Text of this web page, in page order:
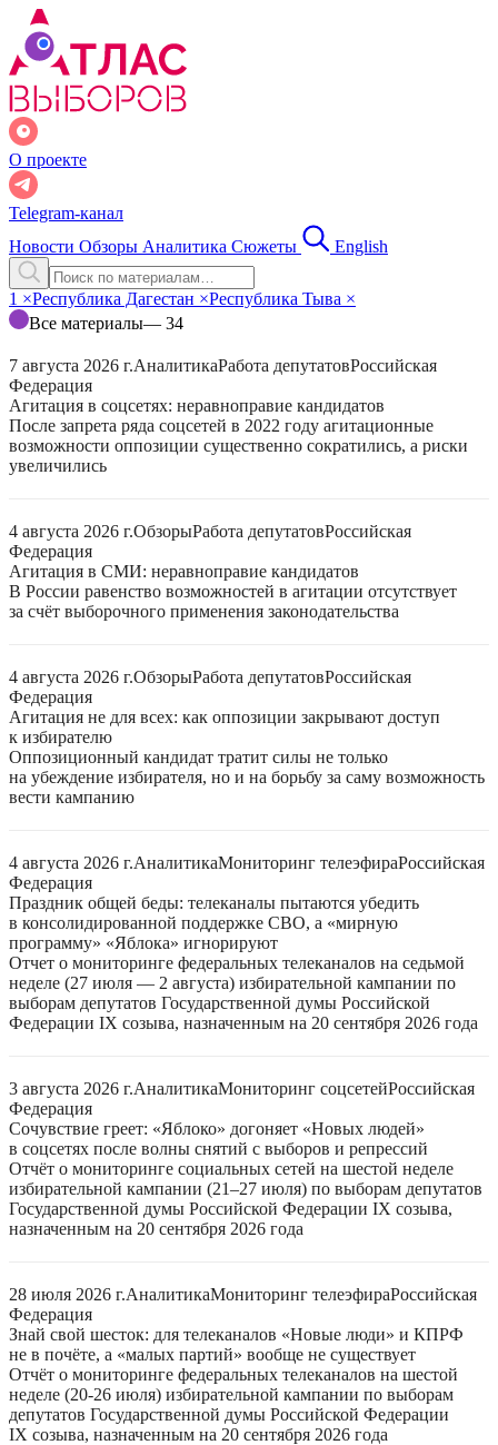
О проекте
Telegram-канал
Новости Обзоры Аналитика Сюжеты English
1 ×Республика Дагестан ×Республика Тыва ×
Все материалы— 34
7 августа 2026 г.АналитикаРабота депутатовРоссийская
Федерация
Агитация в соцсетях: неравноправие кандидатов
После запрета ряда соцсетей в 2022 году агитационные
возможности оппозиции существенно сократились, а риски
увеличились
4 августа 2026 г.ОбзорыРабота депутатовРоссийская
Федерация
Агитация в СМИ: неравноправие кандидатов
В России равенство возможностей в агитации отсутствует
за счёт выборочного применения законодательства
4 августа 2026 г.ОбзорыРабота депутатовРоссийская
Федерация
Агитация не для всех: как оппозиции закрывают доступ
к избирателю
Оппозиционный кандидат тратит силы не только
на убеждение избирателя, но и на борьбу за саму возможность
вести кампанию
4 августа 2026 г.АналитикаМониторинг телеэфираРоссийская
Федерация
Праздник общей беды: телеканалы пытаются убедить
в консолидированной поддержке СВО, а «мирную
программу» «Яблока» игнорируют
Отчет о мониторинге федеральных телеканалов на седьмой
неделе (27 июля — 2 августа) избирательной кампании по
выборам депутатов Государственной думы Российской
Федерации IX созыва, назначенным на 20 сентября 2026 года
3 августа 2026 г.АналитикаМониторинг соцсетейРоссийская
Федерация
Сочувствие греет: «Яблоко» догоняет «Новых людей»
в соцсетях после волны снятий с выборов и репрессий
Отчёт о мониторинге социальных сетей на шестой неделе
избирательной кампании (21–27 июля) по выборам депутатов
Государственной думы Российской Федерации IX созыва,
назначенным на 20 сентября 2026 года
28 июля 2026 г.АналитикаМониторинг телеэфираРоссийская
Федерация
Знай свой шесток: для телеканалов «Новые люди» и КПРФ
не в почёте, а «малых партий» вообще не существует
Отчёт о мониторинге федеральных телеканалов на шестой
неделе (20-26 июля) избирательной кампании по выборам
депутатов Государственной думы Российской Федерации
IX созыва, назначенным на 20 сентября 2026 года